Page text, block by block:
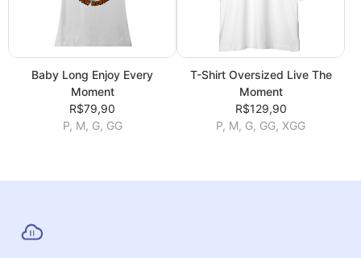
Baby Long Enjoy Every
Moment
R$79,90
P, M, G, GG
T-Shirt Oversized Live The
Moment
R$129,90
P, M, G, GG, XGG